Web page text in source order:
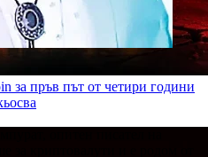
за пръв път от четири години
опитен писател на